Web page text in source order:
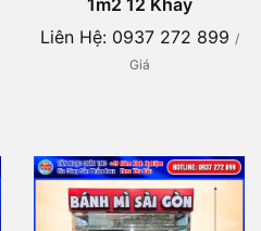
Liên Hệ: 0937 272 899 /
Giá